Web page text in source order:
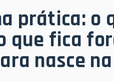
prática: o
que fica
nasce na